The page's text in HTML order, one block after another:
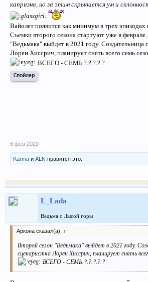
капризна, но за этим скрывается ум и
Вайолет появится как минимум в трех эпизодах
Съемки второго сезона стартуют уже в
"Ведьмака" выйдет в 2021 году. Создательница
Лорен Хиссрич, планирует снять всего семь
ВСЕГО - СЕМЬ.?.?.?.?.?
Спойлер
6 фев 2020
Karma и ALN нравится это.
L_Lada
Ведьма с Лысой горы
Аркона сказал(а): ↑
Второй сезон "Ведьмака" выйдет в 2021 году.
сценаристка Лорен Хиссрич, планирует снять
ВСЕГО - СЕМЬ.?.?.?.?.?